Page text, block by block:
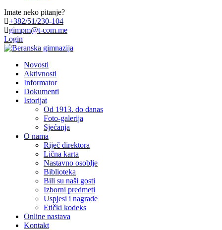
Imate neko pitanje?
+382/51/230-104
gimpm@t-com.me
Login
Novosti
Aktivnosti
Informator
Dokumenti
Istorijat
Od 1913. do danas
Foto-galerija
Sjećanja
O nama
Riječ direktora
Lična karta
Nastavno osoblje
Biblioteka
Bili su naši gosti
Izborni predmeti
Uspjesi i nagrade
Etički kodeks
Online nastava
Kontakt